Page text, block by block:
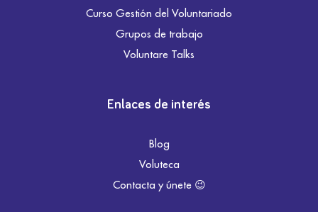
Curso Gestión del Voluntariado
Grupos de trabajo
Voluntare Talks
Enlaces de interés
Blog
Voluteca
Contacta y únete 😉